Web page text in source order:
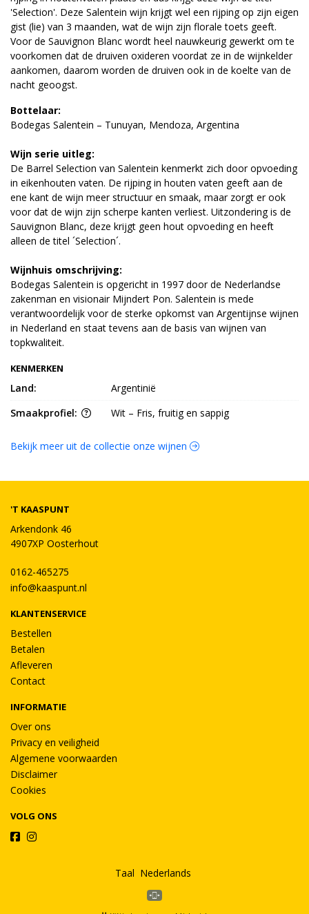
'Selection'. Deze Salentein wijn krijgt wel een rijping op zijn eigen
gist (lie) van 3 maanden, wat de wijn zijn florale toets geeft.
Voor de Sauvignon Blanc wordt heel nauwkeurig gewerkt om te
voorkomen dat de druiven oxideren voordat ze in de wijnkelder
aankomen, daarom worden de druiven ook in de koelte van de
nacht geoogst.
Bottelaar:
Bodegas Salentein – Tunuyan, Mendoza, Argentina
Wijn serie uitleg:
De Barrel Selection van Salentein kenmerkt zich door opvoeding
in eikenhouten vaten. De rijping in houten vaten geeft aan de
ene kant de wijn meer structuur en smaak, maar zorgt er ook
voor dat de wijn zijn scherpe kanten verliest. Uitzondering is de
Sauvignon Blanc, deze krijgt geen hout opvoeding en heeft
alleen de titel ´Selection´.
Wijnhuis omschrijving:
Bodegas Salentein is opgericht in 1997 door de Nederlandse
zakenman en visionair Mijndert Pon. Salentein is mede
verantwoordelijk voor de sterke opkomst van Argentijnse wijnen
in Nederland en staat tevens aan de basis van wijnen van
topkwaliteit.
KENMERKEN
Land:
Argentinië
Smaakprofiel:
Wit – Fris, fruitig en sappig
Bekijk meer uit de collectie onze wijnen
'T KAASPUNT
Arkendonk 46
4907XP Oosterhout
0162-465275
info@kaaspunt.nl
KLANTENSERVICE
Bestellen
Betalen
Afleveren
Contact
INFORMATIE
Over ons
Privacy en veiligheid
Algemene voorwaarden
Disclaimer
Cookies
VOLG ONS
Taal